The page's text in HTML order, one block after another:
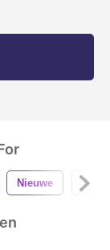
Nieuwe Jaar